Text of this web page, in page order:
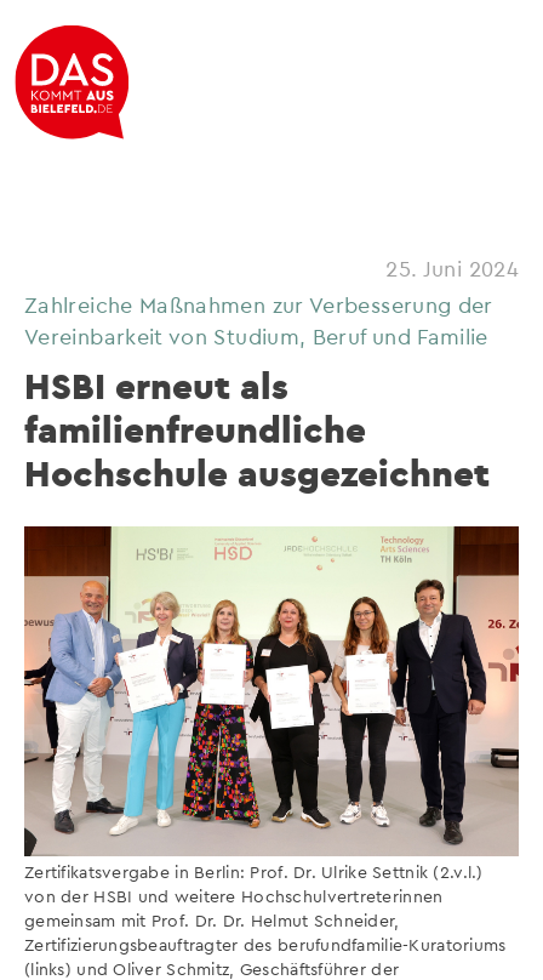
25. Juni 2024
Zahlreiche Maßnahmen zur Verbesserung der
Vereinbarkeit von Studium, Beruf und Familie
HSBI erneut als
familienfreundliche
Hochschule ausgezeichnet
Zertifikatsvergabe in Berlin: Prof. Dr. Ulrike Settnik (2.v.l.)
von der HSBI und weitere Hochschulvertreterinnen
gemeinsam mit Prof. Dr. Dr. Helmut Schneider,
Zertifizierungsbeauftragter des berufundfamilie-Kuratoriums
(links) und Oliver Schmitz, Geschäftsführer der